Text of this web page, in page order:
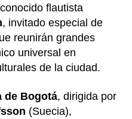
flautista
, invitado especial de
reunirán grandes
universal en
de la ciudad.
de Bogotá, dirigida por
(Suecia),